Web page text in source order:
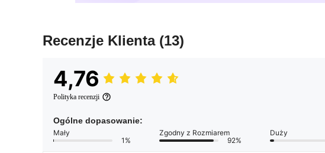
Recenzje Klienta (13)
4,76
Polityka recenzji
Ogólne dopasowanie:
Mały
1%
Zgodny z Rozmiarem
92%
Duży